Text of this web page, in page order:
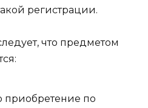
регистрации.
что предметом
приобретение по